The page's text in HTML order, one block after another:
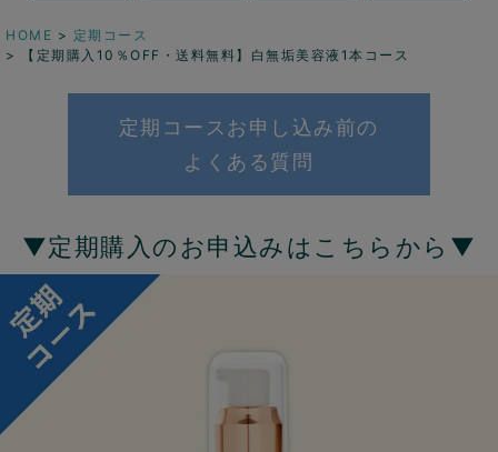
HOME
定期コース
【定期購入10％OFF・送料無料】白無垢美容液1本コース
定期コースお申し込み前の
よくある質問
▼定期購入のお申込みはこちらから▼